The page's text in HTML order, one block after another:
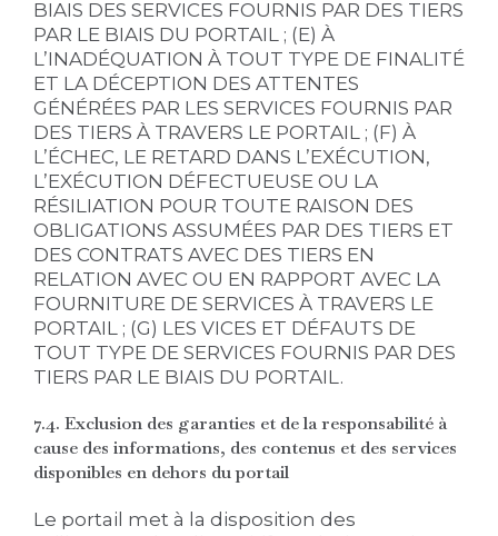
BIAIS DES SERVICES FOURNIS PAR DES TIERS
PAR LE BIAIS DU PORTAIL ; (E) À
L’INADÉQUATION À TOUT TYPE DE FINALITÉ
ET LA DÉCEPTION DES ATTENTES
GÉNÉRÉES PAR LES SERVICES FOURNIS PAR
DES TIERS À TRAVERS LE PORTAIL ; (F) À
L’ÉCHEC, LE RETARD DANS L’EXÉCUTION,
L’EXÉCUTION DÉFECTUEUSE OU LA
RÉSILIATION POUR TOUTE RAISON DES
OBLIGATIONS ASSUMÉES PAR DES TIERS ET
DES CONTRATS AVEC DES TIERS EN
RELATION AVEC OU EN RAPPORT AVEC LA
FOURNITURE DE SERVICES À TRAVERS LE
PORTAIL ; (G) LES VICES ET DÉFAUTS DE
TOUT TYPE DE SERVICES FOURNIS PAR DES
TIERS PAR LE BIAIS DU PORTAIL.
7.4. Exclusion des garanties et de la responsabilité à
cause des informations, des contenus et des services
disponibles en dehors du portail
Le portail met à la disposition des